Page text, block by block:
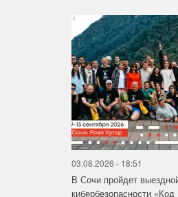
03.08.2026 - 18:51
В Сочи пройдет
кибербезопасности